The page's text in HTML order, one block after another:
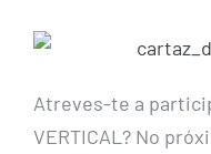
Atreves-te a
VERTICAL? No